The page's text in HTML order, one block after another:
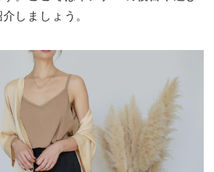
しましょう。